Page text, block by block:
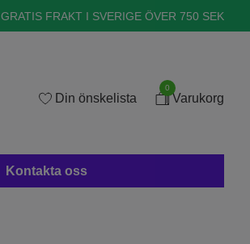
GRATIS FRAKT I SVERIGE ÖVER 750 SEK
Din önskelista
0
Varukorg
Kontakta oss